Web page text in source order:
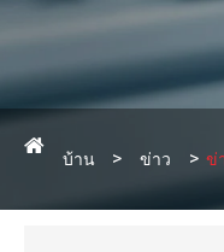
บ้าน ข่าว ข่